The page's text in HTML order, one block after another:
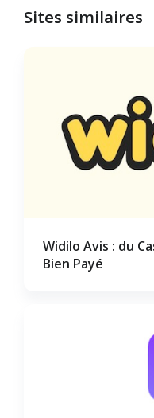
Sites similaires
Widilo Avis : du
Bien Payé